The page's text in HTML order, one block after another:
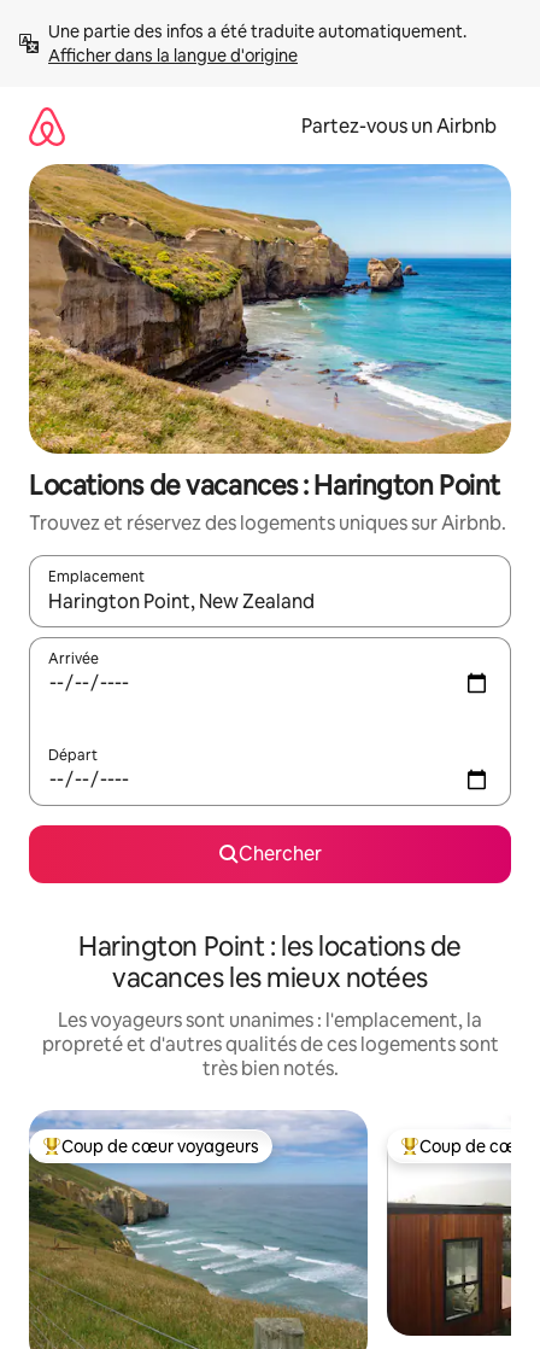
directement
Afficher dans la langue d'origine
Partez-vous un Airbnb
Locations de vacances : Harington Point
Trouvez et réservez des logements uniques sur Airbnb.
Emplacement
Quand les résultats sont affichés, parcourez-les en utilisant
Arrivée
Départ
Chercher
Harington Point : les locations de
vacances les mieux notées
Les voyageurs sont unanimes : l'emplacement, la
propreté et d'autres qualités de ces logements sont
très bien notés.
Coup de cœur voyageurs parmi les plus aimés
Coup de cœur voyageurs Coup de cœur
Coup de cœur